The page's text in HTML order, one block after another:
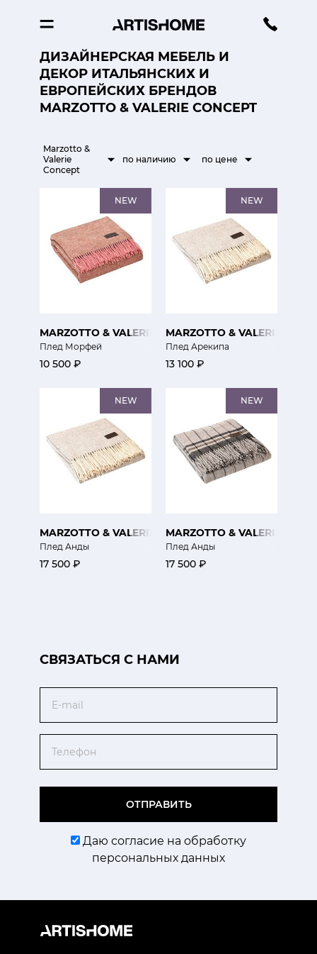
ДИЗАЙНЕРСКАЯ МЕБЕЛЬ И
ДЕКОР ИТАЛЬЯНСКИХ И
ЕВРОПЕЙСКИХ БРЕНДОВ
MARZOTTO & VALERIE CONCEPT
Marzotto &
Valerie
Concept
по наличию по цене
NEW
MARZOTTO & VALERIE CONCEPT
Плед Морфей
10 500 ₽
NEW
MARZOTTO & VALERIE
Плед Арекипа
13 100 ₽
NEW
MARZOTTO & VALERIE CONCEPT
Плед Анды
17 500 ₽
NEW
MARZOTTO & VALERIE
Плед Анды
17 500 ₽
CВЯЗАТЬСЯ С НАМИ
ОТПРАВИТЬ
Даю согласие на обработку
персональных данных